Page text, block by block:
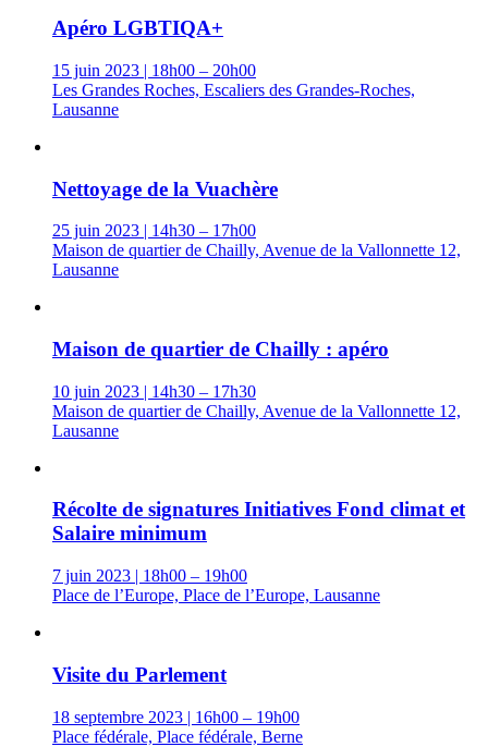
Apéro LGBTIQA+
15 juin 2023 | 18h00 – 20h00
Les Grandes Roches, Escaliers des Grandes-Roches,
Lausanne
Nettoyage de la Vuachère
25 juin 2023 | 14h30 – 17h00
Maison de quartier de Chailly, Avenue de la Vallonnette 12,
Lausanne
Maison de quartier de Chailly : apéro
10 juin 2023 | 14h30 – 17h30
Maison de quartier de Chailly, Avenue de la Vallonnette 12,
Lausanne
Récolte de signatures Initiatives Fond climat et
Salaire minimum
7 juin 2023 | 18h00 – 19h00
Place de l’Europe, Place de l’Europe, Lausanne
Visite du Parlement
18 septembre 2023 | 16h00 – 19h00
Place fédérale, Place fédérale, Berne